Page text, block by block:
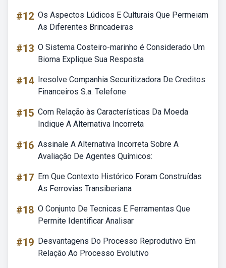
#12 Os Aspectos Lúdicos E Culturais Que Permeiam
As Diferentes Brincadeiras
#13 O Sistema Costeiro-marinho é Considerado Um
Bioma Explique Sua Resposta
#14 Iresolve Companhia Securitizadora De Creditos
Financeiros S.a. Telefone
#15 Com Relação às Características Da Moeda
Indique A Alternativa Incorreta
#16 Assinale A Alternativa Incorreta Sobre A
Avaliação De Agentes Químicos:
#17 Em Que Contexto Histórico Foram Construídas
As Ferrovias Transiberiana
#18 O Conjunto De Tecnicas E Ferramentas Que
Permite Identificar Analisar
#19 Desvantagens Do Processo Reprodutivo Em
Relação Ao Processo Evolutivo